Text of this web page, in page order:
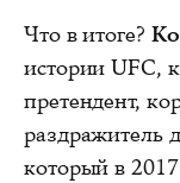
Что в итоге?
истории UFC,
претендент,
раздражитель
который в